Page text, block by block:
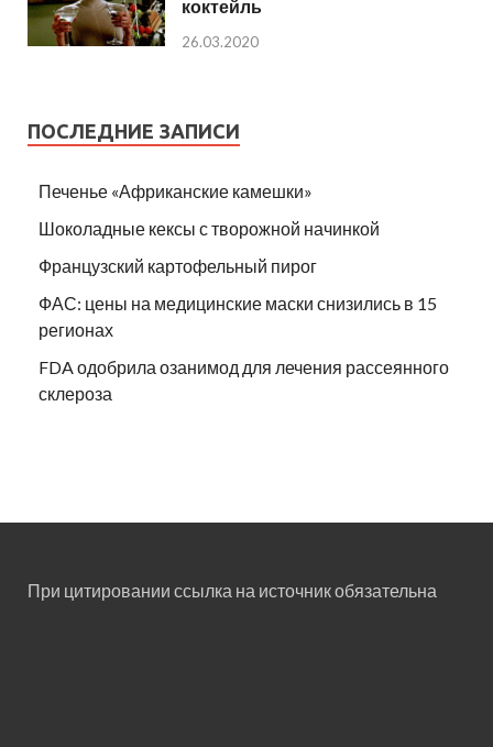
коктейль
26.03.2020
ПОСЛЕДНИЕ ЗАПИСИ
Печенье «Африканские камешки»
Шоколадные кексы с творожной начинкой
Французский картофельный пирог
ФАС: цены на медицинские маски снизились в 15
регионах
FDA одобрила озанимод для лечения рассеянного
склероза
При цитировании ссылка на источник обязательна